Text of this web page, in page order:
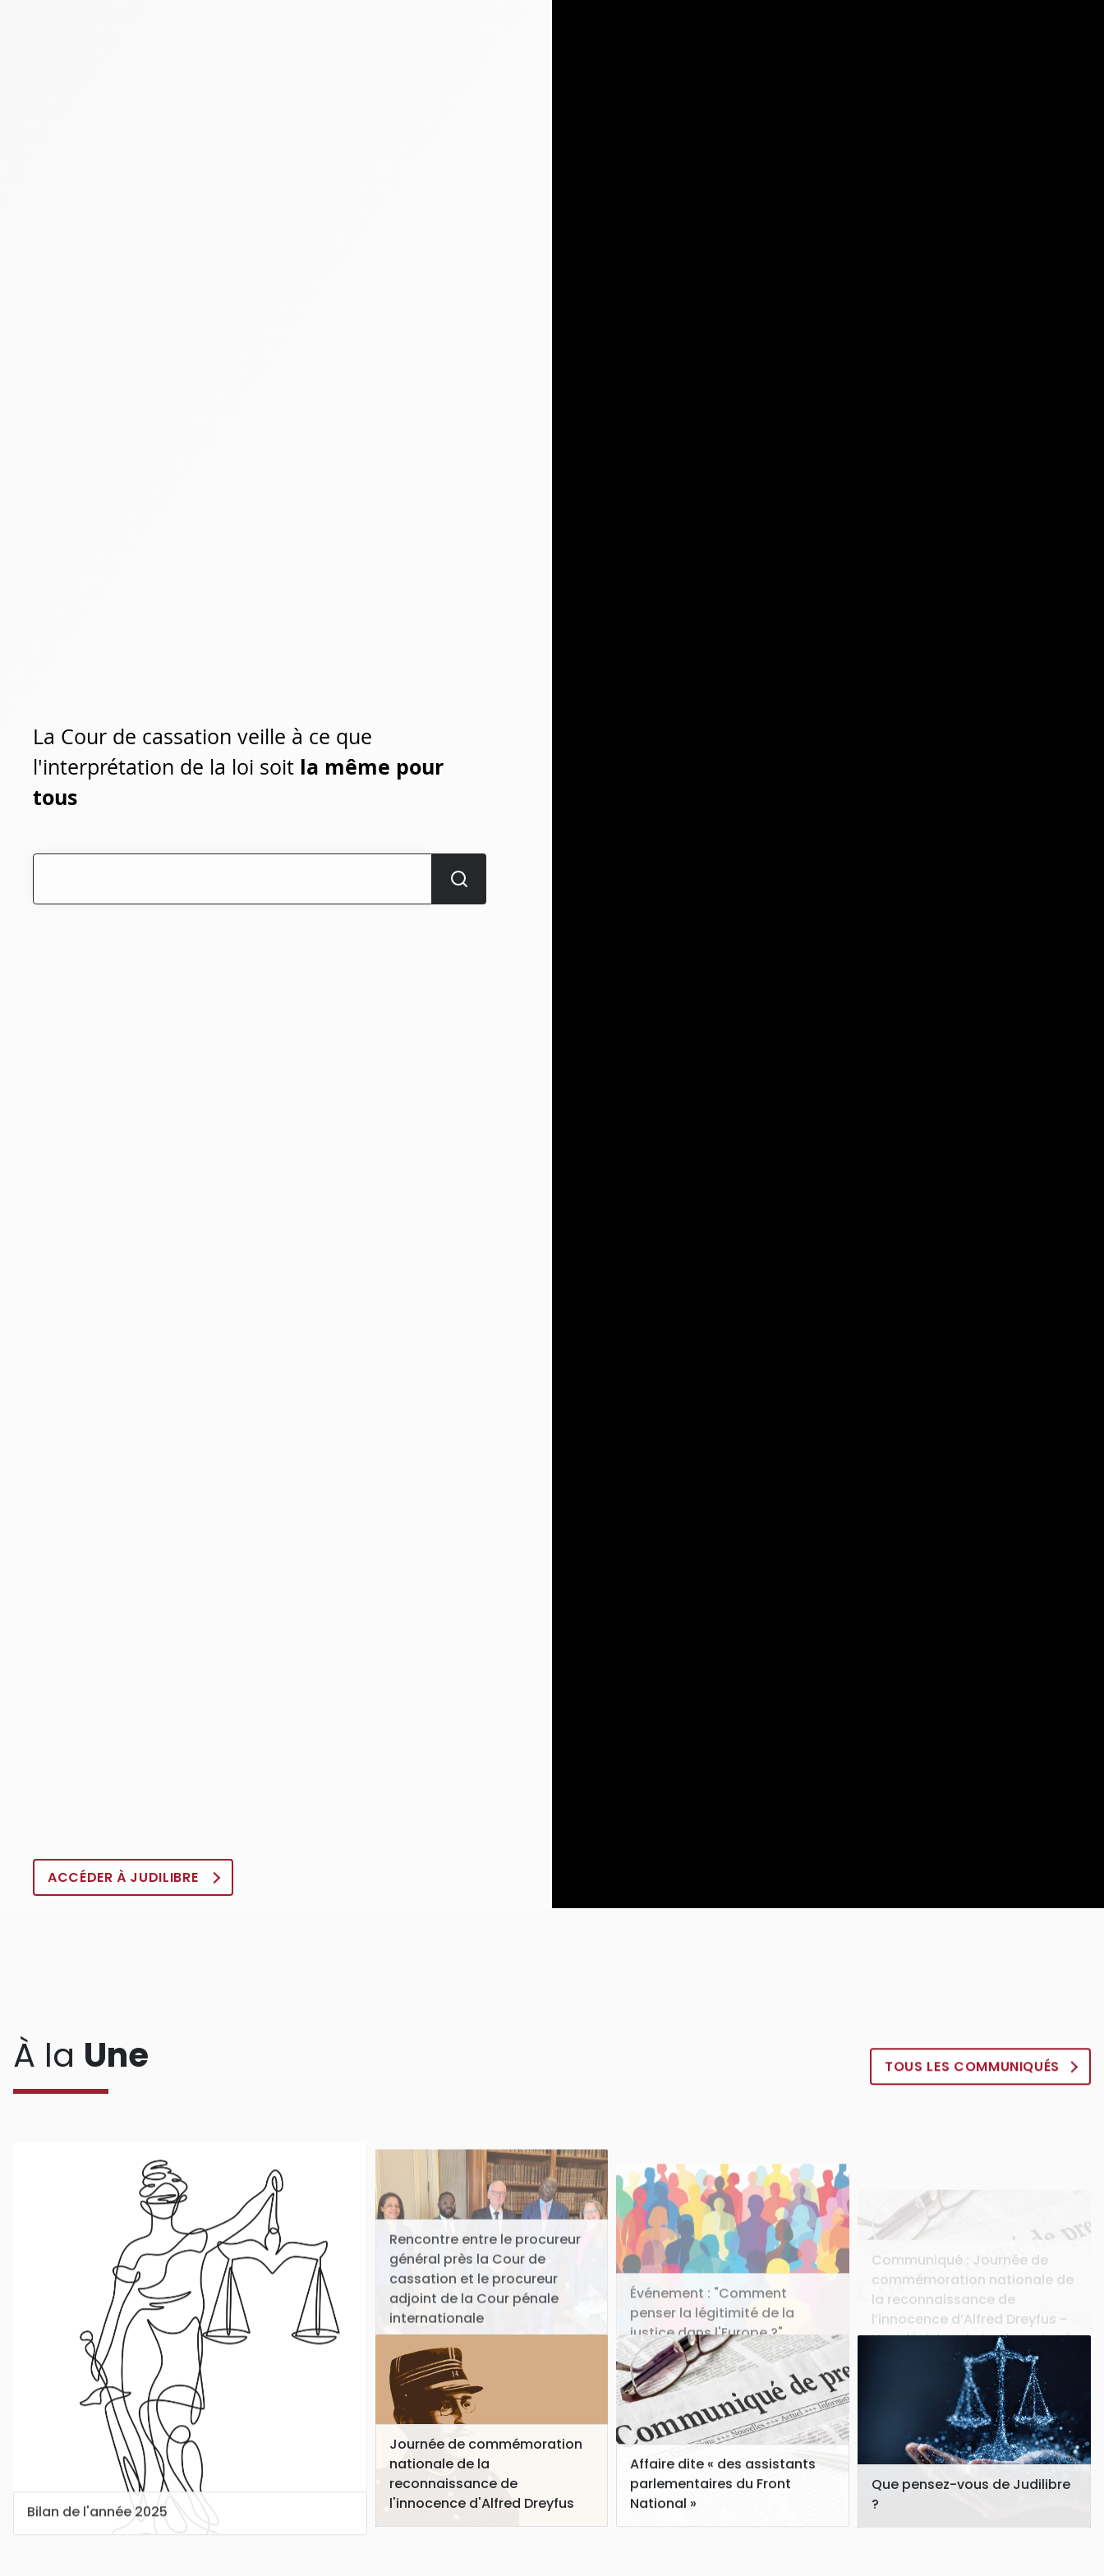
La Cour de cassation veille à ce que
l'interprétation de la loi soit la même pour
tous
ACCÉDER À JUDILIBRE
À la Une TOUS LES COMMUNIQUÉS
Bilan de l'année 2025
Rencontre entre le procureur
général près la Cour de
cassation et le procureur
adjoint de la Cour pénale
internationale
Événement : "Comment
penser la légitimité de la
justice dans l'Europe ?"
Communiqué : Journée de
commémoration nationale de
la reconnaissance de
l’innocence d’Alfred Dreyfus -
Une décision de justice mise à
l’honneur
Journée de commémoration
nationale de la
reconnaissance de
l'innocence d'Alfred Dreyfus
Affaire dite « des assistants
parlementaires du Front
National »
Que pensez-vous de Judilibre
?